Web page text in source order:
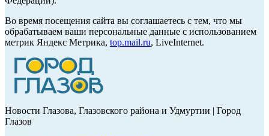
Во время посещения сайта вы соглашаетесь с тем, что мы
обрабатываем ваши персональные данные с использованием
метрик Яндекс Метрика, top.mail.ru, LiveInternet.
Новости Глазова, Глазовского района и Удмуртии | Город
Глазов